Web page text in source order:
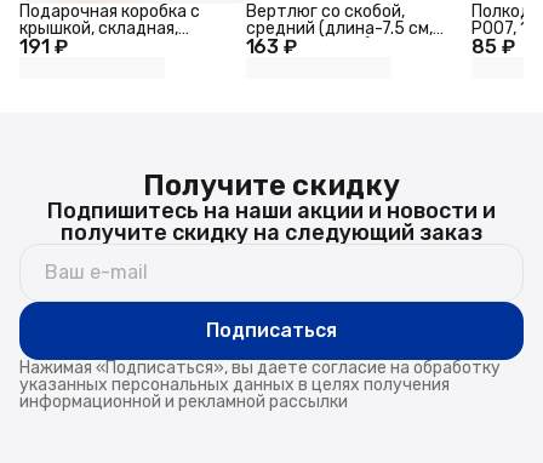
191 ₽
Подарочная коробка с
крышкой, складная,
31×25.5×16 см
163 ₽
Вертлюг со скобой,
средний (длина-7.5 см,
ширина-3.5 см)
85 ₽
P007,
Получите скидку
Подпишитесь на наши акции и новости и
получите скидку на следующий заказ
Подписаться
Нажимая «Подписаться», вы даете согласие на обработку
указанных персональных данных в целях получения
информационной и рекламной рассылки